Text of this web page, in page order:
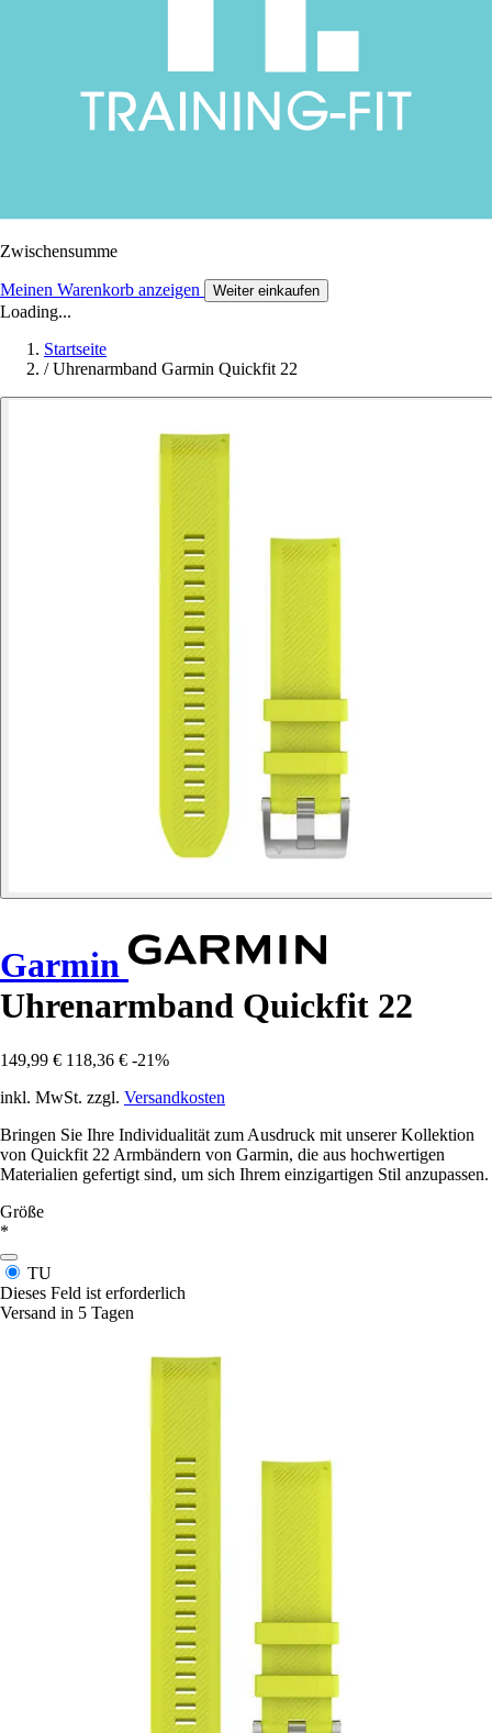
Zwischensumme
Meinen Warenkorb anzeigen Weiter einkaufen
Loading...
Startseite
/ Uhrenarmband Garmin Quickfit 22
Garmin
Uhrenarmband Quickfit 22
149,99 € 118,36 € -21%
inkl. MwSt. zzgl. Versandkosten
Bringen Sie Ihre Individualität zum Ausdruck mit unserer Kollektion
von Quickfit 22 Armbändern von Garmin, die aus hochwertigen
Materialien gefertigt sind, um sich Ihrem einzigartigen Stil anzupassen.
Größe
*
TU
Dieses Feld ist erforderlich
Versand in 5 Tagen